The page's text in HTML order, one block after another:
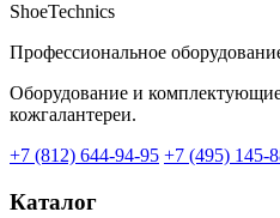
ShoeTechnics
Профессиональное
Оборудование и
кожгалантереи.
+7 (812) 644-94-95 +7 (495) 145-
Каталог